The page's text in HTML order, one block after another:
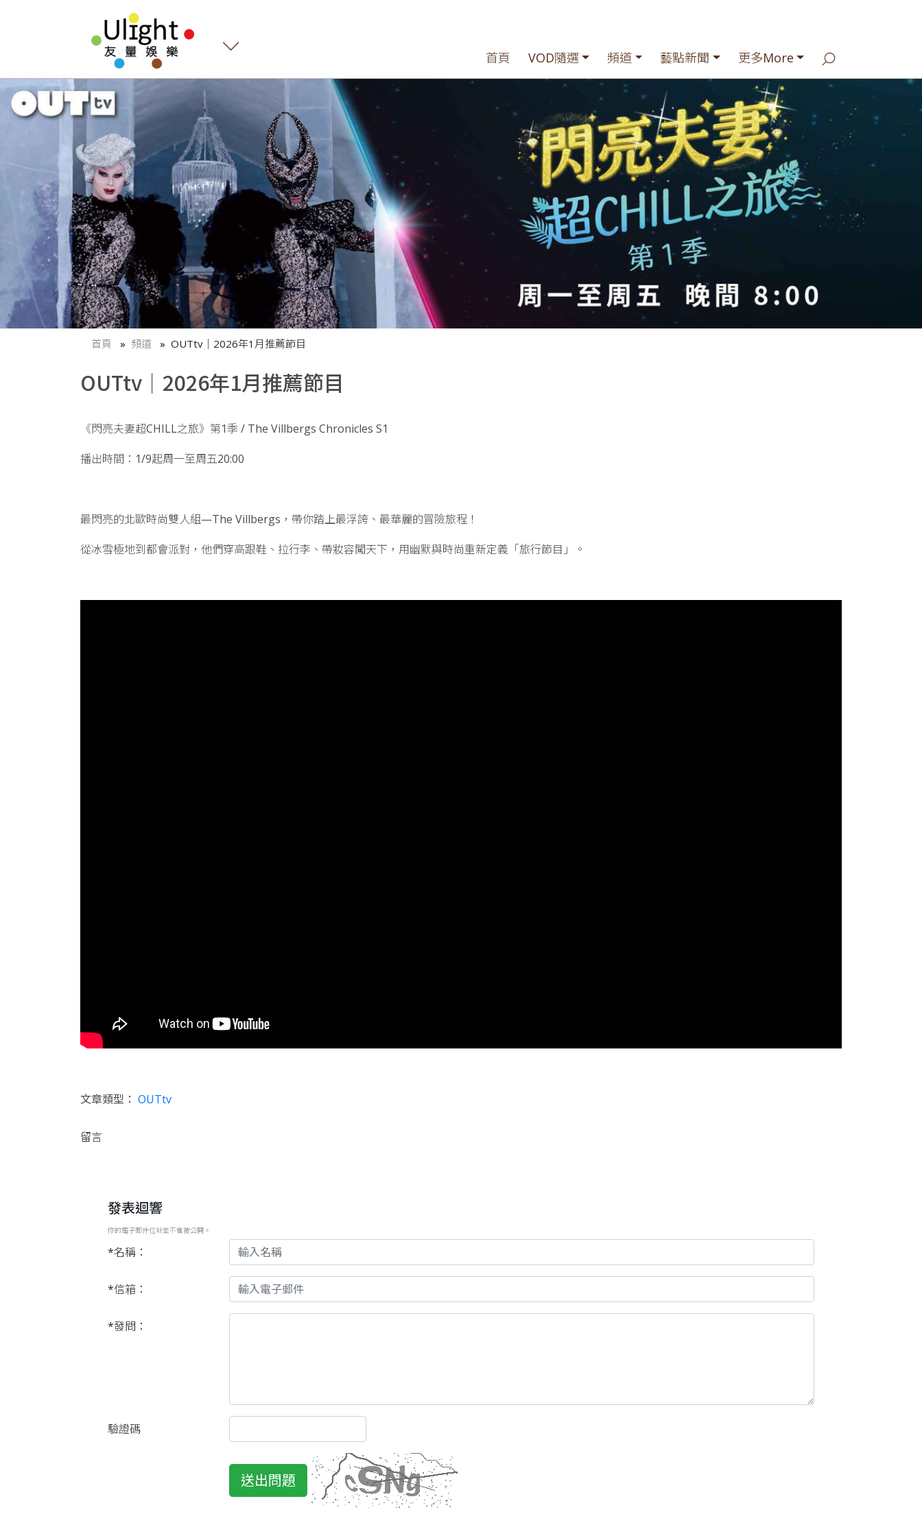
首頁 VOD隨選 頻道 藝點新聞 更多More
首頁 頻道 OUTtv｜2026年1月推薦節目
OUTtv｜2026年1月推薦節目
《閃亮夫妻超CHILL之旅》第1季 / The Villbergs Chronicles S1
播出時間：1/9起周一至周五20:00
最閃亮的北歐時尚雙人組—The Villbergs，帶你踏上最浮誇、最華麗的冒險旅程！
從冰雪極地到都會派對，他們穿高跟鞋、拉行李、帶妝容闖天下，用幽默與時尚重新定義「旅行節目」。
文章類型： OUTtv
留言
發表迴響
你的電子郵件位址並不會被公開。
*名稱：
*信箱：
*發問：
驗證碼
送出問題